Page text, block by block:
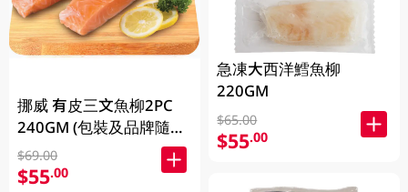
挪威 有皮三文魚柳2PC
240GM (包裝及品牌隨機
發放)
$69.00
$55.00
急凍大西洋鱈魚柳
220GM
$65.00
$55.00